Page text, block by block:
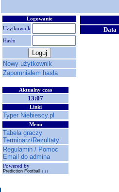
Logowanie
Użytkownik
Hasło
Nowy użytkownik
Zapomniałem hasła
Aktualny czas
13:07
Linki
Typer Niebiescy.pl
Menu
Tabela graczy
Terminarz/Rezultaty
Regulamin / Pomoc
Email do admina
Powered by
Prediction Football 1.11
Data